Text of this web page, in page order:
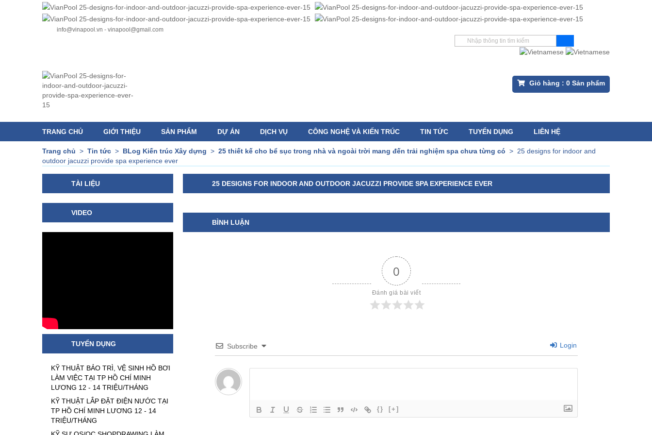
info@vinapool.vn - vinapool@gmail.com
Giỏ hàng : 0 Sản phẩm
TRANG CHỦ GIỚI THIỆU SẢN PHẨM DỰ ÁN DỊCH VỤ CÔNG NGHỆ VÀ KIẾN TRÚC TIN TỨC TUYỂN DỤNG LIÊN HỆ
Trang chủ > Tin tức > BLog Kiến trúc Xây dựng > 25 thiết kế cho bể sục trong nhà và ngoài trời mang đến trải nghiệm spa chưa từng có > 25 designs for indoor and
outdoor jacuzzi provide spa experience ever
TÀI LIỆU
VIDEO
TUYỂN DỤNG
KỸ THUẬT BẢO TRÌ, VỆ SINH HỒ BƠI
LÀM VIỆC TẠI TP HỒ CHÍ MINH
LƯƠNG 12 - 14 TRIỆU/THÁNG
KỸ THUẬT LẮP ĐẶT ĐIỆN NƯỚC TẠI
TP HỒ CHÍ MINH LƯƠNG 12 - 14
TRIỆU/THÁNG
25 DESIGNS FOR INDOOR AND OUTDOOR JACUZZI PROVIDE SPA EXPERIENCE EVER
BÌNH LUẬN
0
Đánh giá bài viết
Subscribe Login
{} [+]